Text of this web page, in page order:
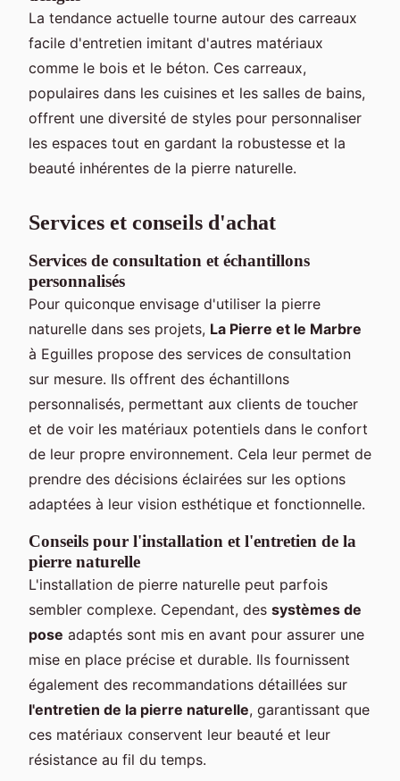
La tendance actuelle tourne autour des carreaux
facile d'entretien imitant d'autres matériaux
comme le bois et le béton. Ces carreaux,
populaires dans les cuisines et les salles de bains,
offrent une diversité de styles pour personnaliser
les espaces tout en gardant la robustesse et la
beauté inhérentes de la pierre naturelle.
Services et conseils d'achat
Services de consultation et échantillons
personnalisés
Pour quiconque envisage d'utiliser la pierre
naturelle dans ses projets, La Pierre et le Marbre
à Eguilles propose des services de consultation
sur mesure. Ils offrent des échantillons
personnalisés, permettant aux clients de toucher
et de voir les matériaux potentiels dans le confort
de leur propre environnement. Cela leur permet de
prendre des décisions éclairées sur les options
adaptées à leur vision esthétique et fonctionnelle.
Conseils pour l'installation et l'entretien de la
pierre naturelle
L'installation de pierre naturelle peut parfois
sembler complexe. Cependant, des systèmes de
pose adaptés sont mis en avant pour assurer une
mise en place précise et durable. Ils fournissent
également des recommandations détaillées sur
l'entretien de la pierre naturelle, garantissant que
ces matériaux conservent leur beauté et leur
résistance au fil du temps.